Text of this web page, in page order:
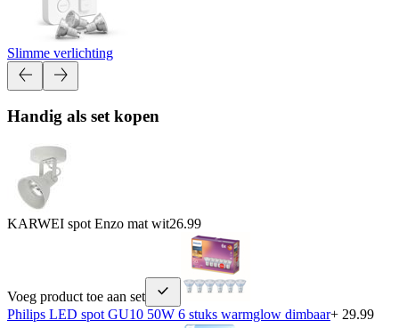
Slimme verlichting
Handig als set kopen
KARWEI spot Enzo mat wit26.99
Voeg product toe aan set
Philips LED spot GU10 50W 6 stuks warmglow dimbaar+ 29.99